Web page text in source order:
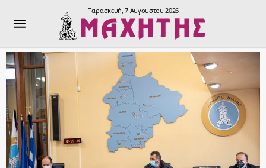
Παρασκευή, 7 Αυγούστου 2026